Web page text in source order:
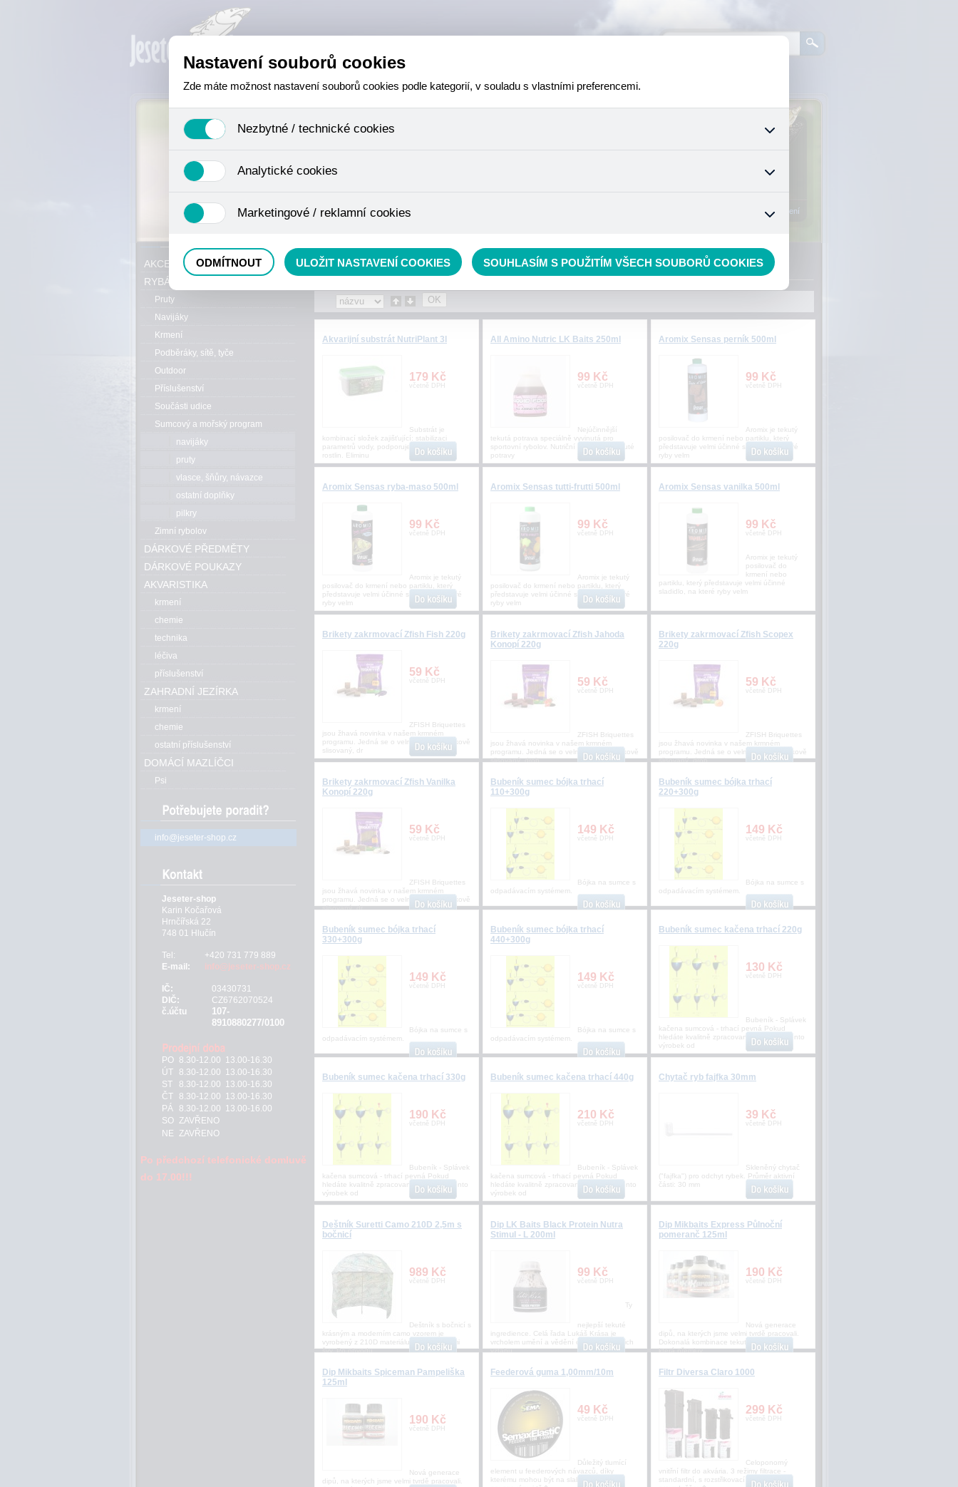
Přihlášení
AKCE, SLEVY, VÝPRODEJ
Akvarijní substrát NutriPlant 3l
179 Kč
včetně DPH
Substrát je
kombinací složek zajišťující: stabilizaci
parametrů vody, podporuje vývoj kořenů
rostlin. Eliminu
All Amino Nutric LK Baits 250ml
99 Kč
včetně DPH
Nejúčinnější
tekutá potrava speciálně vyvinutá pro
sportovní rybolov. Nutriční signál této tekuté
potravy
Aromix Sensas perník 500ml
99 Kč
včetně DPH
Aromix je tekutý
posilovač do krmení nebo partiklu, který
představuje velmi účinné sladidlo, na které
ryby velm
Aromix Sensas ryba-maso 500ml
99 Kč
včetně DPH
Aromix je tekutý
posilovač do krmení nebo partiklu, který
představuje velmi účinné sladidlo, na které
ryby velm
Aromix Sensas tutti-frutti 500ml
99 Kč
včetně DPH
Aromix je tekutý
posilovač do krmení nebo partiklu, který
představuje velmi účinné sladidlo, na které
ryby velm
Aromix Sensas vanilka 500ml
99 Kč
včetně DPH
Aromix je tekutý
posilovač do
krmení nebo
partiklu, který představuje velmi účinné
sladidlo, na které ryby velm
Brikety zakrmovací Zfish Fish 220g
59 Kč
včetně DPH
ZFISH Briquettes
jsou žhavá novinka v našem krmném
programu. Jedná se o velmi kvalitní a tlakově
slisovaný, dr
Brikety zakrmovací Zfish Jahoda
Konopí 220g
59 Kč
včetně DPH
ZFISH Briquettes
jsou žhavá novinka v našem krmném
programu. Jedná se o velmi kvalitní a tlakově
slisovaný, drob
Brikety zakrmovací Zfish Scopex
220g
59 Kč
včetně DPH
ZFISH Briquettes
jsou žhavá novinka v našem krmném
programu. Jedná se o velmi kvalitní a tlakově
slisovaný, drob
Brikety zakrmovací Zfish Vanilka
Konopí 220g
59 Kč
včetně DPH
ZFISH Briquettes
jsou žhavá novinka v našem krmném
programu. Jedná se o velmi kvalitní a tlakově
slisovaný, dr
Bubeník sumec bójka trhací
110+300g
149 Kč
včetně DPH
Bójka na sumce s
odpadávacím systémem.
Bubeník sumec bójka trhací
220+300g
149 Kč
včetně DPH
Bójka na sumce s
odpadávacím systémem.
Bubeník sumec bójka trhací
330+300g
149 Kč
včetně DPH
Bójka na sumce s
odpadávacím systémem.
Bubeník sumec bójka trhací
440+300g
149 Kč
včetně DPH
Bójka na sumce s
odpadávacím systémem.
Bubeník sumec kačena trhací 220g
130 Kč
včetně DPH
Bubeník - Splávek
kačena sumcová - trhací pevná Pokud
hledáte kvalitně zpracovaný splávek je tento
výrobek od
Bubeník sumec kačena trhací 330g
190 Kč
včetně DPH
Bubeník - Splávek
kačena sumcová - trhací pevná Pokud
hledáte kvalitně zpracovaný splávek je tento
výrobek od
Bubeník sumec kačena trhací 440g
210 Kč
včetně DPH
Bubeník - Splávek
kačena sumcová - trhací pevná Pokud
hledáte kvalitně zpracovaný splávek je tento
výrobek od
Chytač ryb fajfka 30mm
39 Kč
včetně DPH
Skleněný chytač
("fajfka") pro odchyt rybek. Průměr aktivní
části: 30 mm
Deštník Suretti Camo 210D 2,5m s
bočnicí
989 Kč
včetně DPH
Deštník s bočnicí s
krásným a moderním camo vzorem je
vyrobený z 210D materiálu s podlepenými
švy. Po obvodu
Dip LK Baits Black Protein Nutra
Stimul - L 200ml
99 Kč
včetně DPH
Ty
nejlepší tekuté
ingredience. Celá řada Lukáš Krása je
vrcholem umění a vědění o kaprech a jejich
vztahu
Dip Mikbaits Express Půlnoční
pomeranč 125ml
190 Kč
včetně DPH
Nová generace
dipů, na kterých jsme velmi tvrdě pracovali.
Dokonalá kombinace tekutých atraktorů,
která přemluv
Dip Mikbaits Spiceman Pampeliška
125ml
190 Kč
včetně DPH
Nová generace
dipů, na kterých jsme velmi tvrdě pracovali.
Feederová guma 1,00mm/10m
49 Kč
včetně DPH
Důležitý tlumící
element u feederových návazců, díky
kterému mohou být na slabším vlasci
Filtr Diversa Claro 1000
299 Kč
včetně DPH
Celoponorný
vnitřní filtr do akvária. 3 režimy filtrace -
standardní, s rozstřikovací rampou a s
AKCE, SLEVY, VÝPRODEJ
RYBÁŘSKÝ SORTIMENT
Pruty
Navijáky
Krmení
Podběráky, sítě, tyče
Outdoor
Příslušenství
Součásti udice
Sumcový a mořský program
navijáky
pruty
vlasce, šňůry, návazce
ostatní doplňky
pilkry
Zimní rybolov
DÁRKOVÉ PŘEDMĚTY
DÁRKOVÉ POUKAZY
AKVARISTIKA
krmení
chemie
technika
léčiva
příslušenství
ZAHRADNÍ JEZÍRKA
krmení
chemie
ostatní příslušenství
DOMÁCÍ MAZLÍČCI
Psi
info@jeseter-shop.cz
Jeseter-shop
Karin Kočařová
Hrnčířská 22
748 01 Hlučín
Tel:
+420 731 779 889
E-mail:
info@jeseter-shop.cz
IČ:
03430731
DIČ:
CZ6762070524
č.účtu
107-
8910880277/0100
PO 8.30-12.00 13.00-16.30
ÚT
8.30-12.00 13.00-16.30
ST
8.30-12.00 13.00-16.30
ČT
8.30-12.00 13.00-16.30
PÁ
8.30-12.00 13.00-16.00
SO ZAVŘENO
NE ZAVŘENO
Po předchozí telefonické domluvě
do 17.00!!!
Nastavení souborů cookies
Zde máte možnost nastavení souborů cookies podle kategorií, v souladu s vlastními preferencemi.
Nezbytné / technické cookies
se mimo jiné k ukládání produktů v nákupním košíku, ovládání filtrů a také nastavení souhlasu s uživáním cookies. Pro tyto cookies
není zapotřebí Váš souhlas a není možné jej ani odebrat.
Analytické cookies
nejedná o osobní údaje, protože anonymizované cookies nelze přiřadit konkrétnímu uživateli. Proto nedokážeme zjistit navštívené
odkazy, prohlížené zboží apod.
Marketingové / reklamní cookies
ODMÍTNOUT ULOŽIT NASTAVENÍ COOKIES SOUHLASÍM S POUŽITÍM VŠECH SOUBORŮ COOKIES